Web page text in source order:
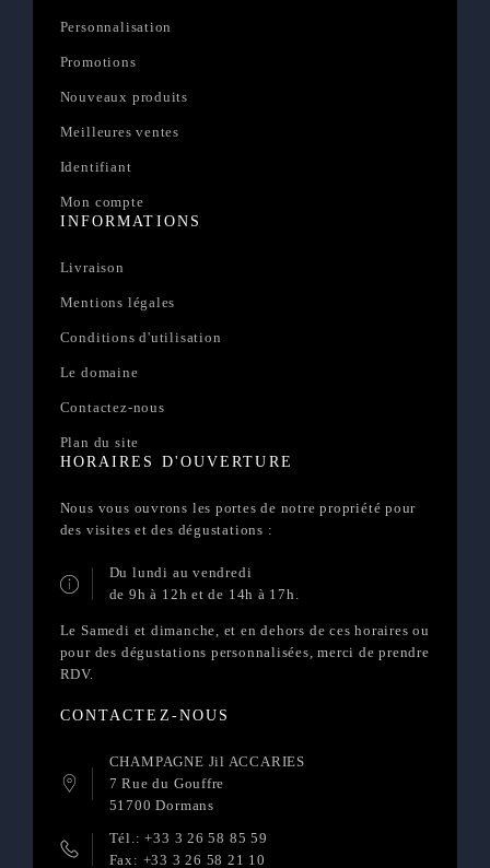
Personnalisation
Promotions
Nouveaux produits
Meilleures ventes
Identifiant
Mon compte
INFORMATIONS
Livraison
Mentions légales
Conditions d'utilisation
Le domaine
Contactez-nous
Plan du site
HORAIRES D'OUVERTURE
Nous vous ouvrons les portes de notre propriété pour
des visites et des dégustations :
Du lundi au vendredi
de 9h à 12h et de 14h à 17h.
Le Samedi et dimanche, et en dehors de ces horaires ou
pour des dégustations personnalisées, merci de prendre
RDV.
CONTACTEZ-NOUS
CHAMPAGNE Jil ACCARIES
7 Rue du Gouffre
51700 Dormans
Tél.: +33 3 26 58 85 59
Fax: +33 3 26 58 21 10